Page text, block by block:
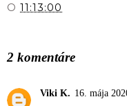
O 11:13:00
2 komentáre
Viki K. 16. mája